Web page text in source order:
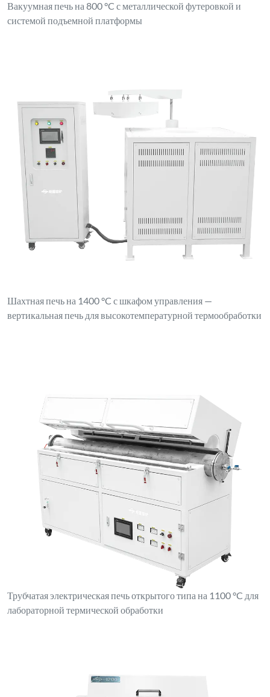
Вакуумная печь на 800 °C с металлической футеровкой и
системой подъемной платформы
Шахтная печь на 1400 °C с шкафом управления —
вертикальная печь для высокотемпературной термообработки
Трубчатая электрическая печь открытого типа на 1100 °C для
лабораторной термической обработки